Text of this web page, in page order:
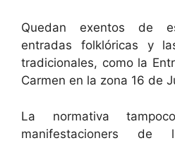
Quedan exentos de
entradas folklóricas y
tradicionales, como la
Carmen en la zona 16 de
La normativa
manifestacioners